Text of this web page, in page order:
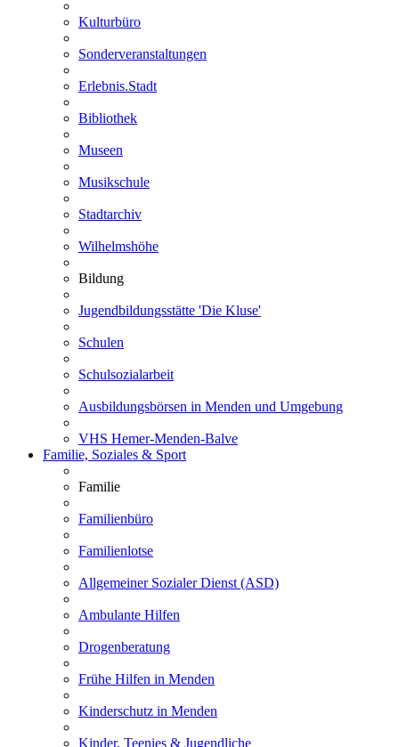
Kulturbüro
Sonderveranstaltungen
Erlebnis.Stadt
Bibliothek
Museen
Musikschule
Stadtarchiv
Wilhelmshöhe
Bildung
Jugendbildungsstätte 'Die Kluse'
Schulen
Schulsozialarbeit
Ausbildungsbörsen in Menden und Umgebung
VHS Hemer-Menden-Balve
Familie, Soziales & Sport
Familie
Familienbüro
Familienlotse
Allgemeiner Sozialer Dienst (ASD)
Ambulante Hilfen
Drogenberatung
Frühe Hilfen in Menden
Kinderschutz in Menden
Kinder, Teenies & Jugendliche